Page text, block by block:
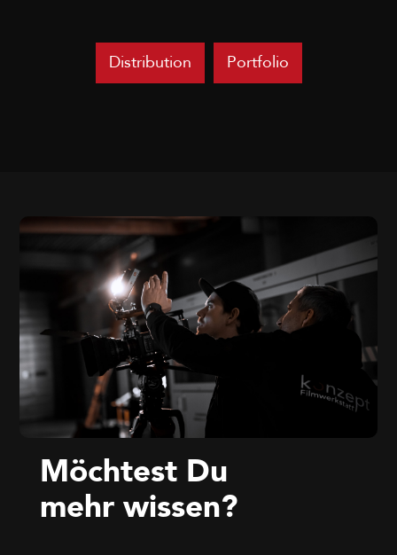
Distribution Portfolio
Möchtest Du
mehr wissen?